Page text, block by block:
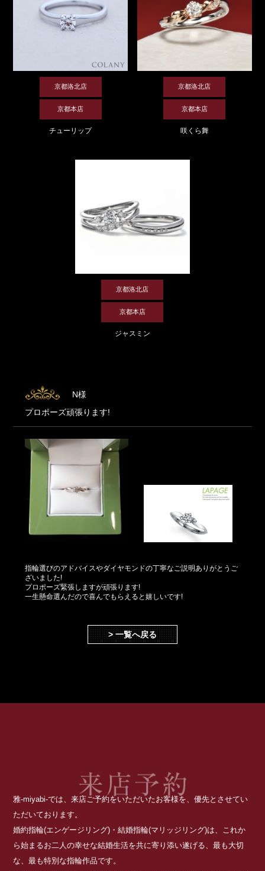
京都洛北店
京都本店
チューリップ
京都洛北店
京都本店
咲くら舞
京都洛北店
京都本店
ジャスミン
N様
プロポーズ頑張ります!
指輪選びのアドバイスやダイヤモンドの丁寧なご説明ありがとうご
ざいました!
プロポーズ緊張しますが頑張ります!
一生懸命選んだので喜んでもらえると嬉しいです!
> 一覧へ戻る
雅-miyabi-では、来店ご予約をいただいたお客様を、優先とさせてい
ただいております。
婚約指輪(エンゲージリング)・結婚指輪(マリッジリング)は、これか
ら始まるお二人の幸せな結婚生活を共に寄り添い遂げる、最も大切
な、最も特別な指輪作品です。